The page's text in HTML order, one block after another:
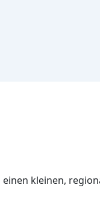
kleinen,